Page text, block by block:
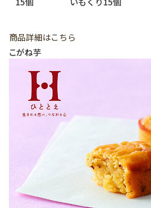
商品詳細はこちら
こがね芋